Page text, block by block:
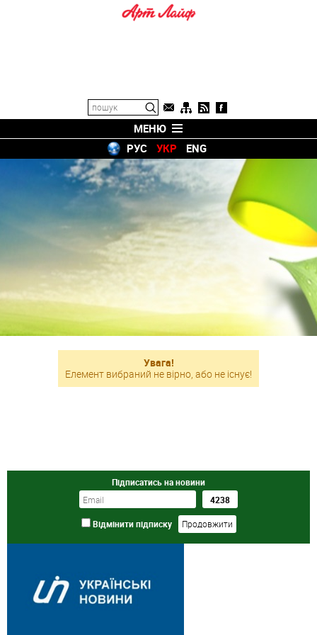
МЕНЮ
РУС
УКР ENG
Увага!
Елемент вибраний не вірно, або не існує!
Підписатись на новини
Відмінити підписку